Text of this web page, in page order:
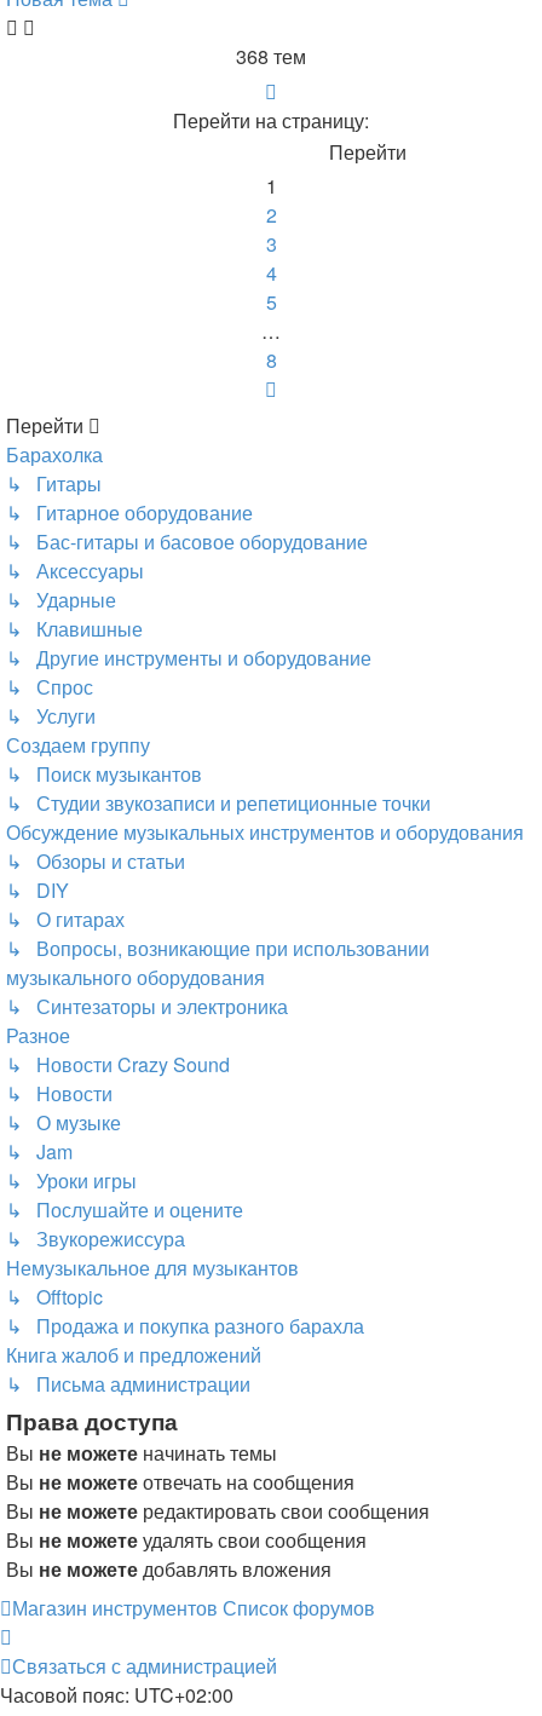
368 тем
1
Перейти на страницу:
1
2
3
4
5
…
8
Перейти
Барахолка
↳ Гитары
↳ Гитарное оборудование
↳ Бас-гитары и басовое оборудование
↳ Аксессуары
↳ Ударные
↳ Клавишные
↳ Другие инструменты и оборудование
↳ Спрос
↳ Услуги
Создаем группу
↳ Поиск музыкантов
↳ Студии звукозаписи и репетиционные точки
Обсуждение музыкальных инструментов и оборудования
↳ Обзоры и статьи
↳ DIY
↳ О гитарах
↳ Вопросы, возникающие при использовании
музыкального оборудования
↳ Синтезаторы и электроника
Разное
↳ Новости Crazy Sound
↳ Новости
↳ О музыке
↳ Jam
↳ Уроки игры
↳ Послушайте и оцените
↳ Звукорежиссура
Немузыкальное для музыкантов
↳ Offtopic
↳ Продажа и покупка разного барахла
Книга жалоб и предложений
↳ Письма администрации
Права доступа
Вы не можете начинать темы
Вы не можетеотвечать на сообщения
Вы не можете редактировать свои сообщения
Вы не можетеудалять свои сообщения
Вы не можетедобавлять вложения
Магазин инструментов Список форумов
Связаться с администрацией
Часовой пояс: UTC+02:00